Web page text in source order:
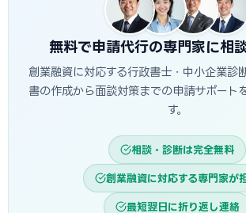
無料で申請代行の専門家に相
創業融資に対応する行政書士・中小企業診
書の作成から面談対策までの申請サポート
す。
相談・診断は完全無料
創業融資に対応する専門家が
最短翌日に折り返し連絡